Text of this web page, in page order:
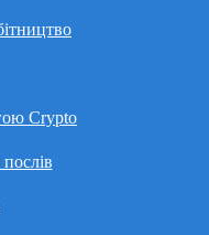
Crypto